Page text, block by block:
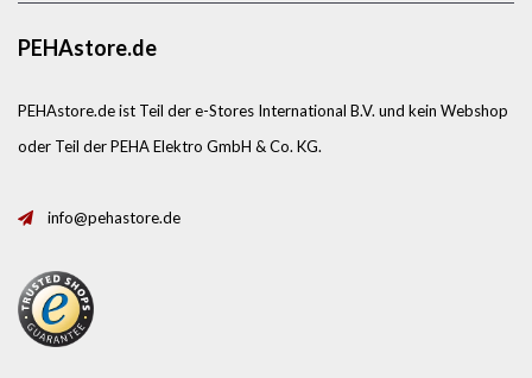
PEHAstore.de
PEHAstore.de ist Teil der e-Stores International B.V. und kein Webshop
oder Teil der PEHA Elektro GmbH & Co. KG.
info@pehastore.de